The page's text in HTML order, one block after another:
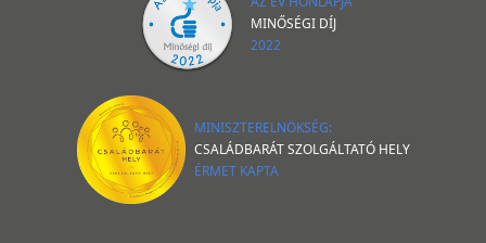
MINŐSÉGI DÍJ
2022
MINISZTERELNÖKSÉG:
CSALÁDBARÁT SZOLGÁLTATÓ HELY
ÉRMET KAPTA